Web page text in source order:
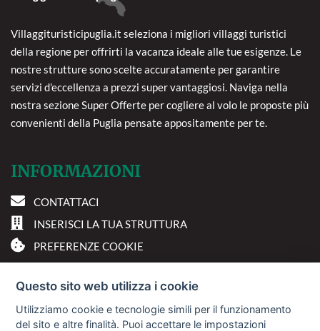
Villaggituristicipuglia.it seleziona i migliori villaggi turistici
della regione per offrirti la vacanza ideale alle tue esigenze. Le
nostre strutture sono scelte accuratamente per garantire
servizi d'eccellenza a prezzi super vantaggiosi. Naviga nella
nostra sezione Super Offerte per cogliere al volo le proposte più
convenienti della Puglia pensate appositamente per te.
INFORMAZIONI
CONTATTACI
INSERISCI LA TUA STRUTTURA
PREFERENZE COOKIE
DOVE SIAMO
Via A. Costa, 2 - 63822
Questo sito web utilizza i cookie
Utilizziamo cookie e tecnologie simili per il funzionamento
del sito e altre finalità. Puoi accettare le impostazioni